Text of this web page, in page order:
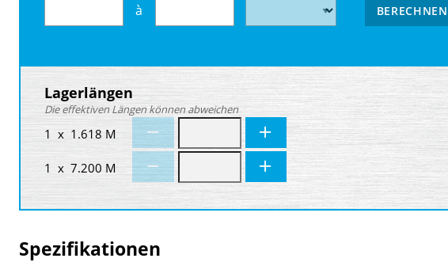
à BERECHNEN
Lagerlängen
Die effektiven Längen können abweichen
1 x 1.618 M
1 x 7.200 M
Spezifikationen